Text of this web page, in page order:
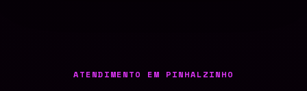
ATENDIMENTO EM PINHALZINHO